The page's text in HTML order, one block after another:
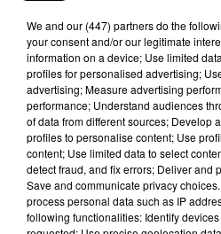
6 août 2026
LES ROCHES-
GRENIERS DE LA
Dimanche 27 septembre, Les
et-Cher), ancien terrain de
We and our (447) partnersdo the
your consent and/or our legitimate
information on a device; Use limited
profiles for personalised advertising;
advertising; Measure advertising
performance; Understand audiences
of data from different sources; Develop
profiles to personalise content; Use
content; Use limited data to select
detect fraud, and fix errors; Deliver and
Save and communicate privacy
process personal data such as IP
following functionalities: Identify